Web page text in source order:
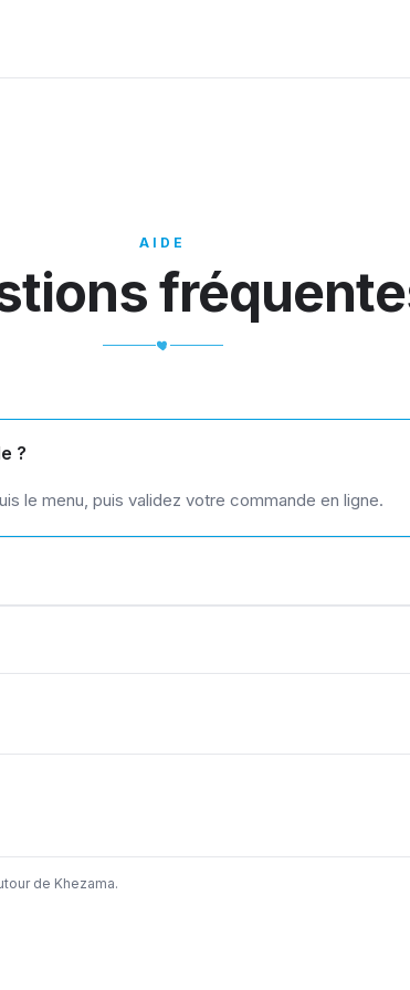
AIDE
?
le menu, puis validez votre commande en ligne.
de Khezama.